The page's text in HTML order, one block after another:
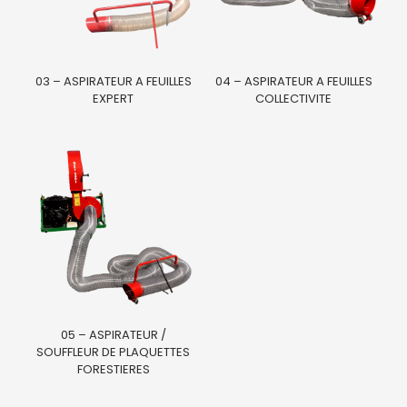
03 – ASPIRATEUR A FEUILLES
EXPERT
04 – ASPIRATEUR A FEUILLES
COLLECTIVITE
05 – ASPIRATEUR /
SOUFFLEUR DE PLAQUETTES
FORESTIERES